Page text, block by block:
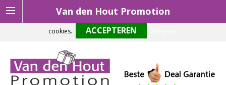
Van den Hout Promotion
Om onze website optimaal te laten functioneren maken wij gebruik van
cookies.